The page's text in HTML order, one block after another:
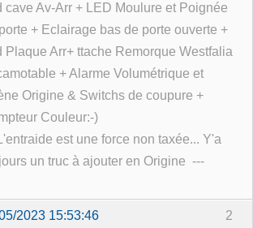
cave Av-Arr + LED Moulure et Poignée
+ Eclairage bas de porte ouverte +
Plaque Arr+ ttache Remorque Westfalia
+ Alarme Volumétrique et
Origine & Switchs de coupure +
Couleur:-)
est une force non taxée... Y'a
un truc à ajouter en Origine ---
2
2023 15:53:46